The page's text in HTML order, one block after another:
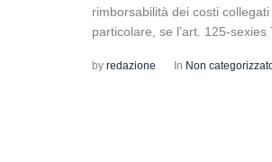
rimborsabilità dei costi
particolare, se l’art. 125-sexies
by redazione In Non